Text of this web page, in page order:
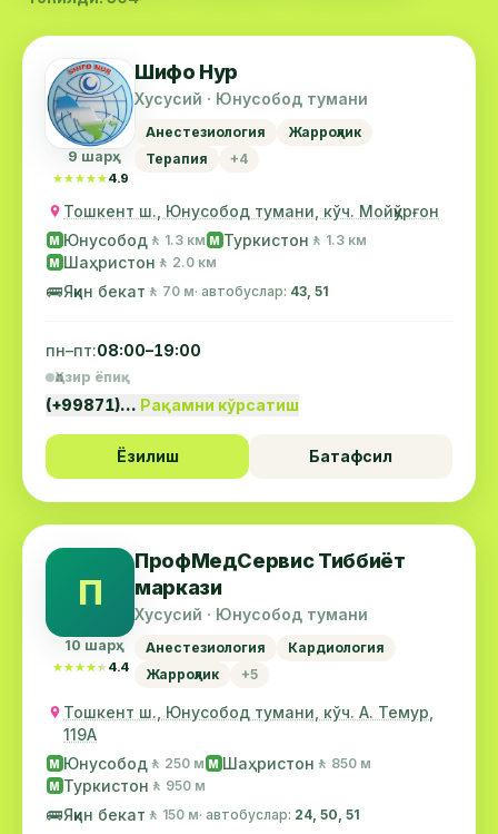
9 шарҳ
★★★★★
★★★★★4.9
Шифо Нур
Хусусий · Юнусобод тумани
Анестезиология
Жарроҳлик
Терапия
+4
Тошкент ш., Юнусобод тумани, кўч. Мойқўрғон
М Юнусобод 🚶 1.3 км М Туркистон 🚶 1.3 км
М Шаҳристон 🚶 2.0 км
🚌Яқин бекат 🚶 70 м· автобуслар: 43, 51
пн–пт:08:00–19:00
Ҳозир ёпиқ
(+99871)… Рақамни кўрсатиш
Ёзилиш Батафсил
П
10 шарҳ
★★★★★
★★★★★ 4.4
ПрофМедСервис Тиббиёт
маркази
Хусусий · Юнусобод тумани
Анестезиология
Кардиология
Жарроҳлик
+5
Тошкент ш., Юнусобод тумани, кўч. А. Темур,
119А
М Юнусобод 🚶 250 м М Шаҳристон 🚶 850 м
М Туркистон 🚶 950 м
🚌Яқин бекат 🚶 150 м· автобуслар: 24, 50, 51